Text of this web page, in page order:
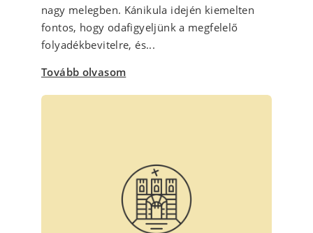
nagy melegben. Kánikula idején kiemelten
fontos, hogy odafigyeljünk a megfelelő
folyadékbevitelre, és...
Tovább olvasom